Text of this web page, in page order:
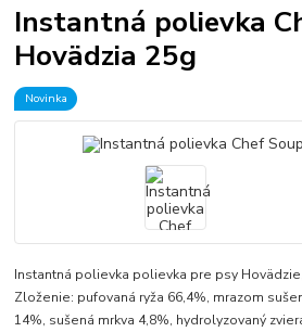
Instantná polievka
Hovädzia 25g
Novinka
Instantná polievka polievka pre psy
Zloženie: pufovaná ryža 66,4%, mrazom
14%, sušená mrkva 4,8%, hydrolyzovaný